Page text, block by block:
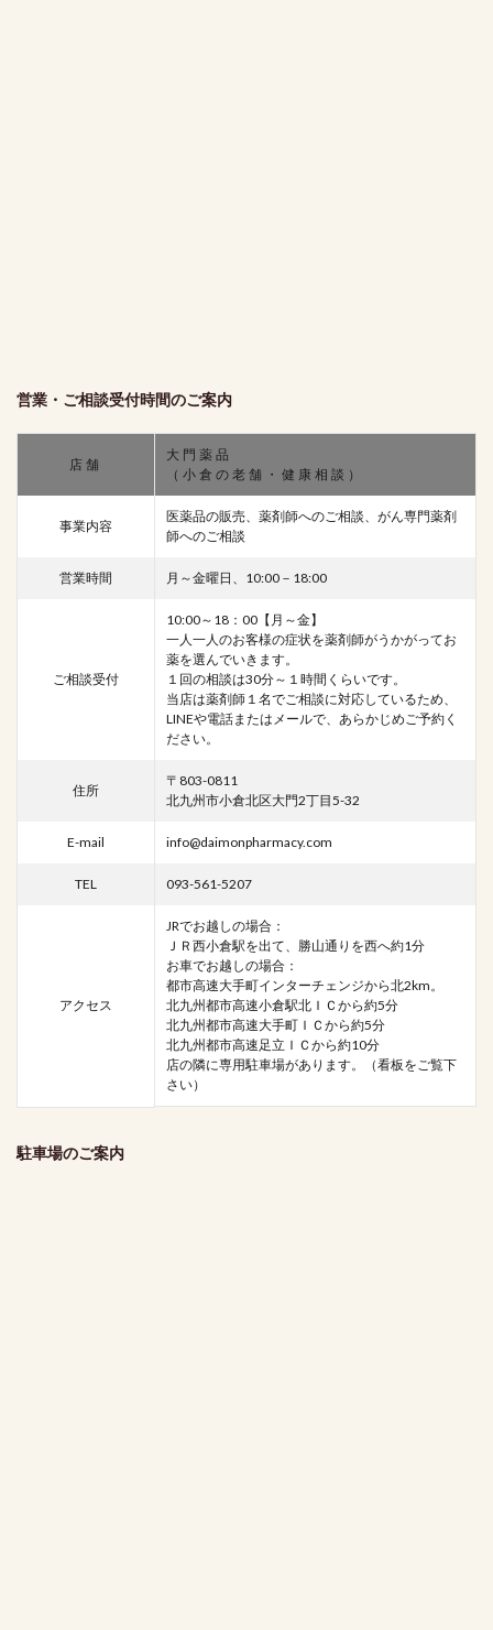
営業・ご相談受付時間のご案内
店舗
大門薬品
（小倉の老舗・健康相談）
事業内容
医薬品の販売、薬剤師へのご相談、がん専門薬剤
師へのご相談
営業時間 月～金曜日、10:00－18:00
ご相談受付
10:00～18：00【月～金】
一人一人のお客様の症状を薬剤師がうかがってお
薬を選んでいきます。
１回の相談は30分～１時間くらいです。
当店は薬剤師１名でご相談に対応しているため、
LINEや電話またはメールで、あらかじめご予約く
ださい。
住所
〒803-0811
北九州市小倉北区大門2丁目5-32
E-mail info@daimonpharmacy.com
TEL 093-561-5207
アクセス
JRでお越しの場合：
ＪＲ西小倉駅を出て、勝山通りを西へ約1分
お車でお越しの場合：
都市高速大手町インターチェンジから北2km。
北九州都市高速小倉駅北ＩＣから約5分
北九州都市高速大手町ＩＣから約5分
北九州都市高速足立ＩＣから約10分
店の隣に専用駐車場があります。（看板をご覧下
さい）
駐車場のご案内